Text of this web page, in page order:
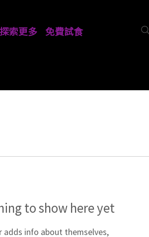
探索更多 免費試食
to show here yet
adds info about themselves,